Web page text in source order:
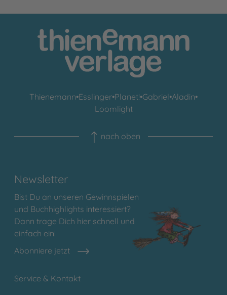
Thienemann•Esslinger•Planet!•Gabriel•Aladin•
Loomlight
nach oben
Newsletter
Bist Du an unseren Gewinnspielen
und Buchhighlights interessiert?
Dann trage Dich hier schnell und
einfach ein!
Abonniere jetzt
Service & Kontakt